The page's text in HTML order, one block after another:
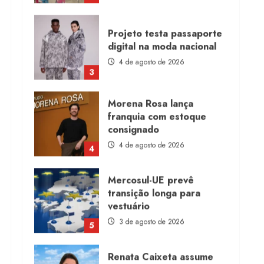
Morena Rosa lança
4 de agosto de 2026
5
Mercosul-UE prevê
3 de agosto de 2026
Renata Caixeta assume
5 de agosto de 2026